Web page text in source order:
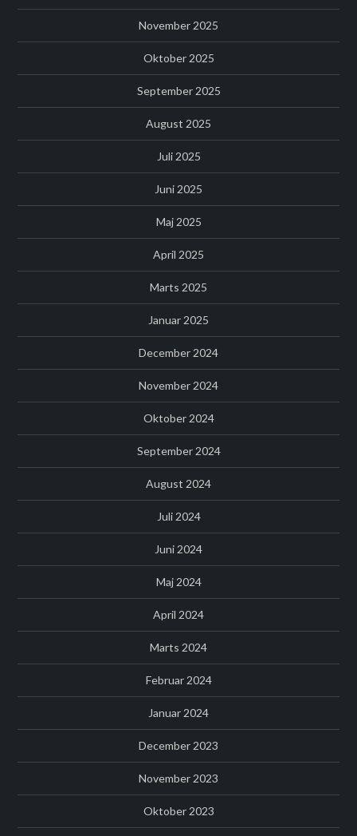
November 2025
Oktober 2025
September 2025
August 2025
Juli 2025
Juni 2025
Maj 2025
April 2025
Marts 2025
Januar 2025
December 2024
November 2024
Oktober 2024
September 2024
August 2024
Juli 2024
Juni 2024
Maj 2024
April 2024
Marts 2024
Februar 2024
Januar 2024
December 2023
November 2023
Oktober 2023